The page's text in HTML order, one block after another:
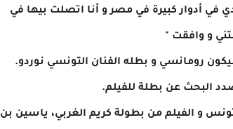
في أدوار كبيرة في مصر و أنا اتصلت بيها في
و وافقت "
رومانسي و بطله الفنان التونسي نوردو.
البحث عن بطلة للفيلم.
و الفيلم من بطولة كريم الغربي، ياسين بن